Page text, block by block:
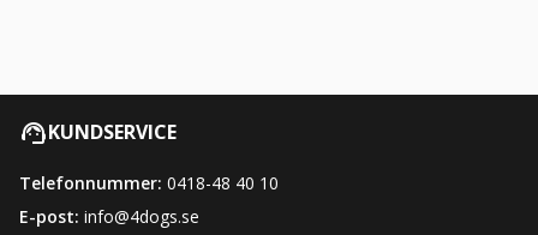
KUNDSERVICE
Telefonnummer: 0418-48 40 10
E-post: info@4dogs.se